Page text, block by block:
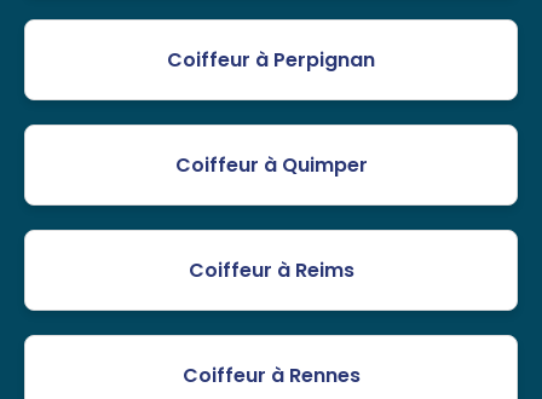
Coiffeur à Perpignan
Coiffeur à Quimper
Coiffeur à Reims
Coiffeur à Rennes